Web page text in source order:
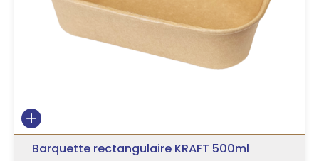
Barquette rectangulaire KRAFT 500ml